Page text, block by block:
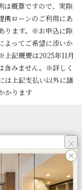
は概算ですので、実際
携ローンのご利用にあ
ります。※お申込に際
よってご希望に添いか
記概要は2025年11月
含みません。※詳しく
は上記支払い以外に諸
かります
コンセプト
間取り
×